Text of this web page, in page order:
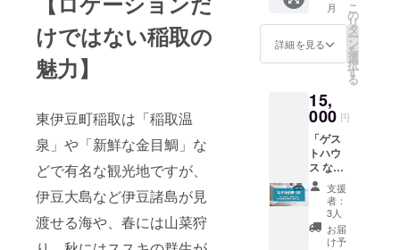
けではない稲取の
魅力】
東伊豆町稲取は「稲取温
泉」や「新鮮な金目鯛」な
どで有名な観光地ですが、
伊豆大島など伊豆諸島が見
渡せる海や、春には山菜狩
届け商
品のラ
ベルに
品開封
前には
必ずお
届けの
リター
ンに貼
付され
たラベ
ルや注
意書き
をご確
宅にお
届けし
ます。
取が楽
しめる
ような
商品
を、の
んべぇ
の私と
妻で
チョイ
スして
お送り
しま
す。 お
惣菜券
はメー
ルでお
たしま
すの
で、ご
利用の
際には
スマー
トフォ
ンなど
でお見
せくだ
さい。
月
詳細を見る
こ
の
リ
タ
ー
ン
を
選
択
す
る
15,
000 円
「ゲス
トハウ
ス な
ぎ」に1
泊2日、
1名様が
ご宿泊
できる
支援
者：
3人
お届
け予